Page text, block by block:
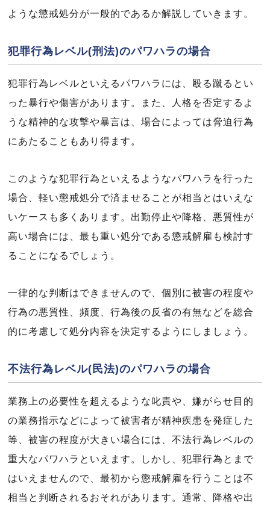
ような懲戒処分が一般的であるか解説していきます。
犯罪行為レベル(刑法)のパワハラの場合
犯罪行為レベルといえるパワハラには、殴る蹴るとい
った暴行や傷害があります。また、人格を否定するよ
うな精神的な攻撃や暴言は、場合によっては脅迫行為
にあたることもあり得ます。
このような犯罪行為といえるようなパワハラを行った
場合、軽い懲戒処分で済ませることが相当とはいえな
いケースも多くあります。出勤停止や降格、悪質性が
高い場合には、最も重い処分である懲戒解雇も検討す
ることになるでしょう。
一律的な判断はできませんので、個別に被害の程度や
行為の悪質性、頻度、行為後の反省の有無などを総合
的に考慮して処分内容を決定するようにしましょう。
不法行為レベル(民法)のパワハラの場合
業務上の必要性を超えるような叱責や、嫌がらせ目的
の業務指示などによって被害者が精神疾患を発症した
等、被害の程度が大きい場合には、不法行為レベルの
重大なパワハラといえます。しかし、犯罪行為とまで
はいえませんので、最初から懲戒解雇を行うことは不
相当と判断されるおそれがあります。通常、降格や出